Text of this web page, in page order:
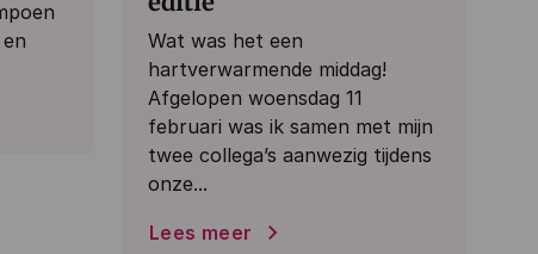
Wat was het een
hartverwarmende middag!
Afgelopen woensdag 11
februari was ik samen met mijn
twee collega’s aanwezig tijdens
onze...
Lees meer